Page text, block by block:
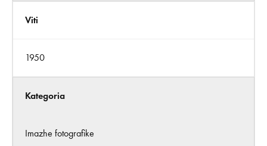
Viti
1950
Kategoria
Imazhe fotografike